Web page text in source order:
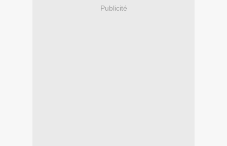
Publicité